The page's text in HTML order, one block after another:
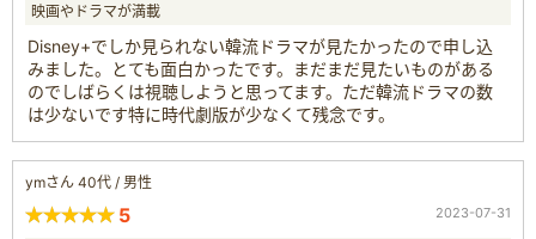
映画やドラマが満載
Disney+でしか見られない韓流ドラマが見たかったので申し込
みました。とても面白かったです。まだまだ見たいものがある
のでしばらくは視聴しようと思ってます。ただ韓流ドラマの数
は少ないです特に時代劇版が少なくて残念です。
ymさん 40代 / 男性
5 2023-07-31